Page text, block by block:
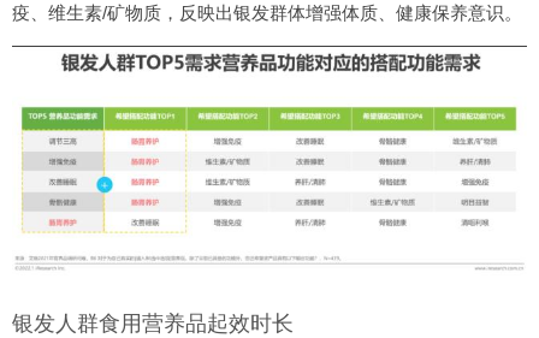
疫、维生素/矿物质，反映出银发群体增强体质、健康保养意识。
银发人群食用营养品起效时长